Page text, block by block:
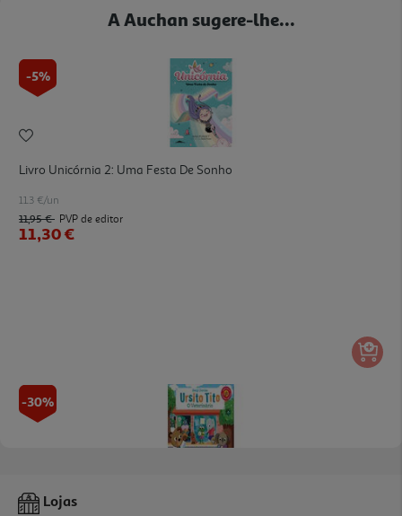
A Auchan sugere-lhe...
-5%
Livro Unicórnia 2: Uma Festa De Sonho
11.3 €/un
11,95 € PVP de editor
11,30 €
-30%
Livro Ursito Tito: O Veterinário
Lojas